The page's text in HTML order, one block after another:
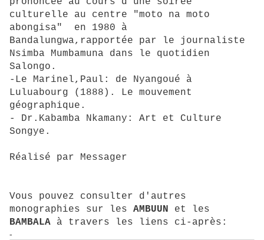
culturelle au centre "moto na moto
abongisa" en 1980 à
Bandalungwa,rapportée par le journaliste
Nsimba Mumbamuna dans le quotidien
Salongo.
-Le Marinel,Paul: de Nyangoué à
Luluabourg (1888). Le mouvement
géographique.
- Dr.Kabamba Nkamany: Art et Culture
Songye.
Réalisé par Messager
Vous pouvez consulter d'autres
monographies sur les AMBUUN et les
BAMBALA à travers les liens ci-après:
-